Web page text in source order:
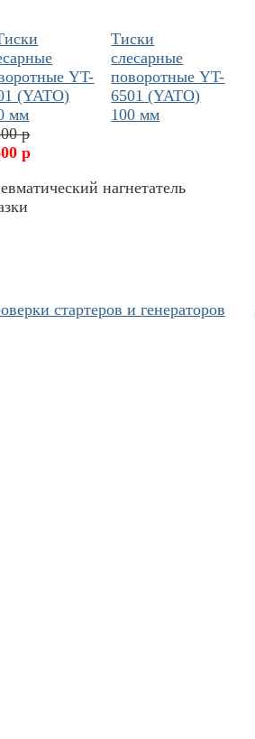
Тиски
слесарные
поворотные YT-
6501 (YATO)
100 мм
р
р
нагнетатель
стартеров и генераторов